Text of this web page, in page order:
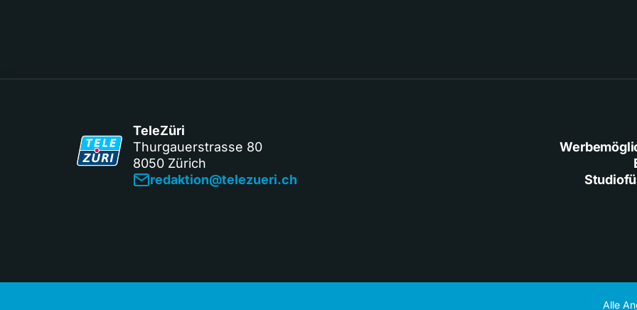
TeleZüri
Thurgauerstrasse 80
8050 Zürich
redaktion@telezueri.ch
Alle